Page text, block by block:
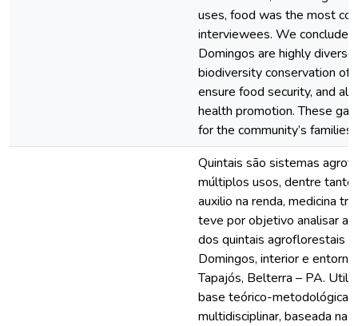
uses, food was the most
interviewees. We conclude
Domingos are highly
biodiversity conservation of
ensure food security, and
health promotion. These
for the community’s families.
Quintais são sistemas
múltiplos usos, dentre
auxilio na renda, medicina
teve por objetivo analisar a
dos quintais agroflorestais
Domingos, interior e
Tapajós, Belterra – PA.
base teórico-metodológica,
multidisciplinar, baseada na